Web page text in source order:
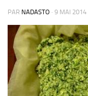
PAR NADASTO · 9 MAI 2014